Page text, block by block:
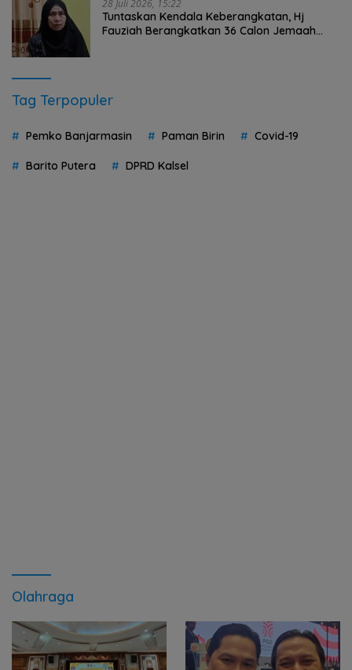
28 Juli 2026, 15:22
Tuntaskan Kendala Keberangkatan, Hj
Fauziah Berangkatkan 36 Calon Jemaah
Tag Terpopuler
Pemko Banjarmasin Paman Birin Covid-19
Barito Putera DPRD Kalsel
Olahraga